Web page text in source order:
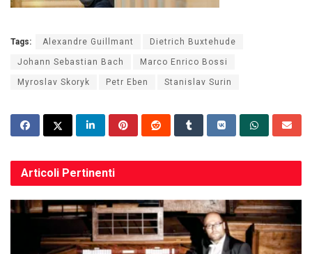
Tags: Alexandre Guillmant Dietrich Buxtehude
Johann Sebastian Bach Marco Enrico Bossi
Myroslav Skoryk Petr Eben Stanislav Surin
Articoli Pertinenti